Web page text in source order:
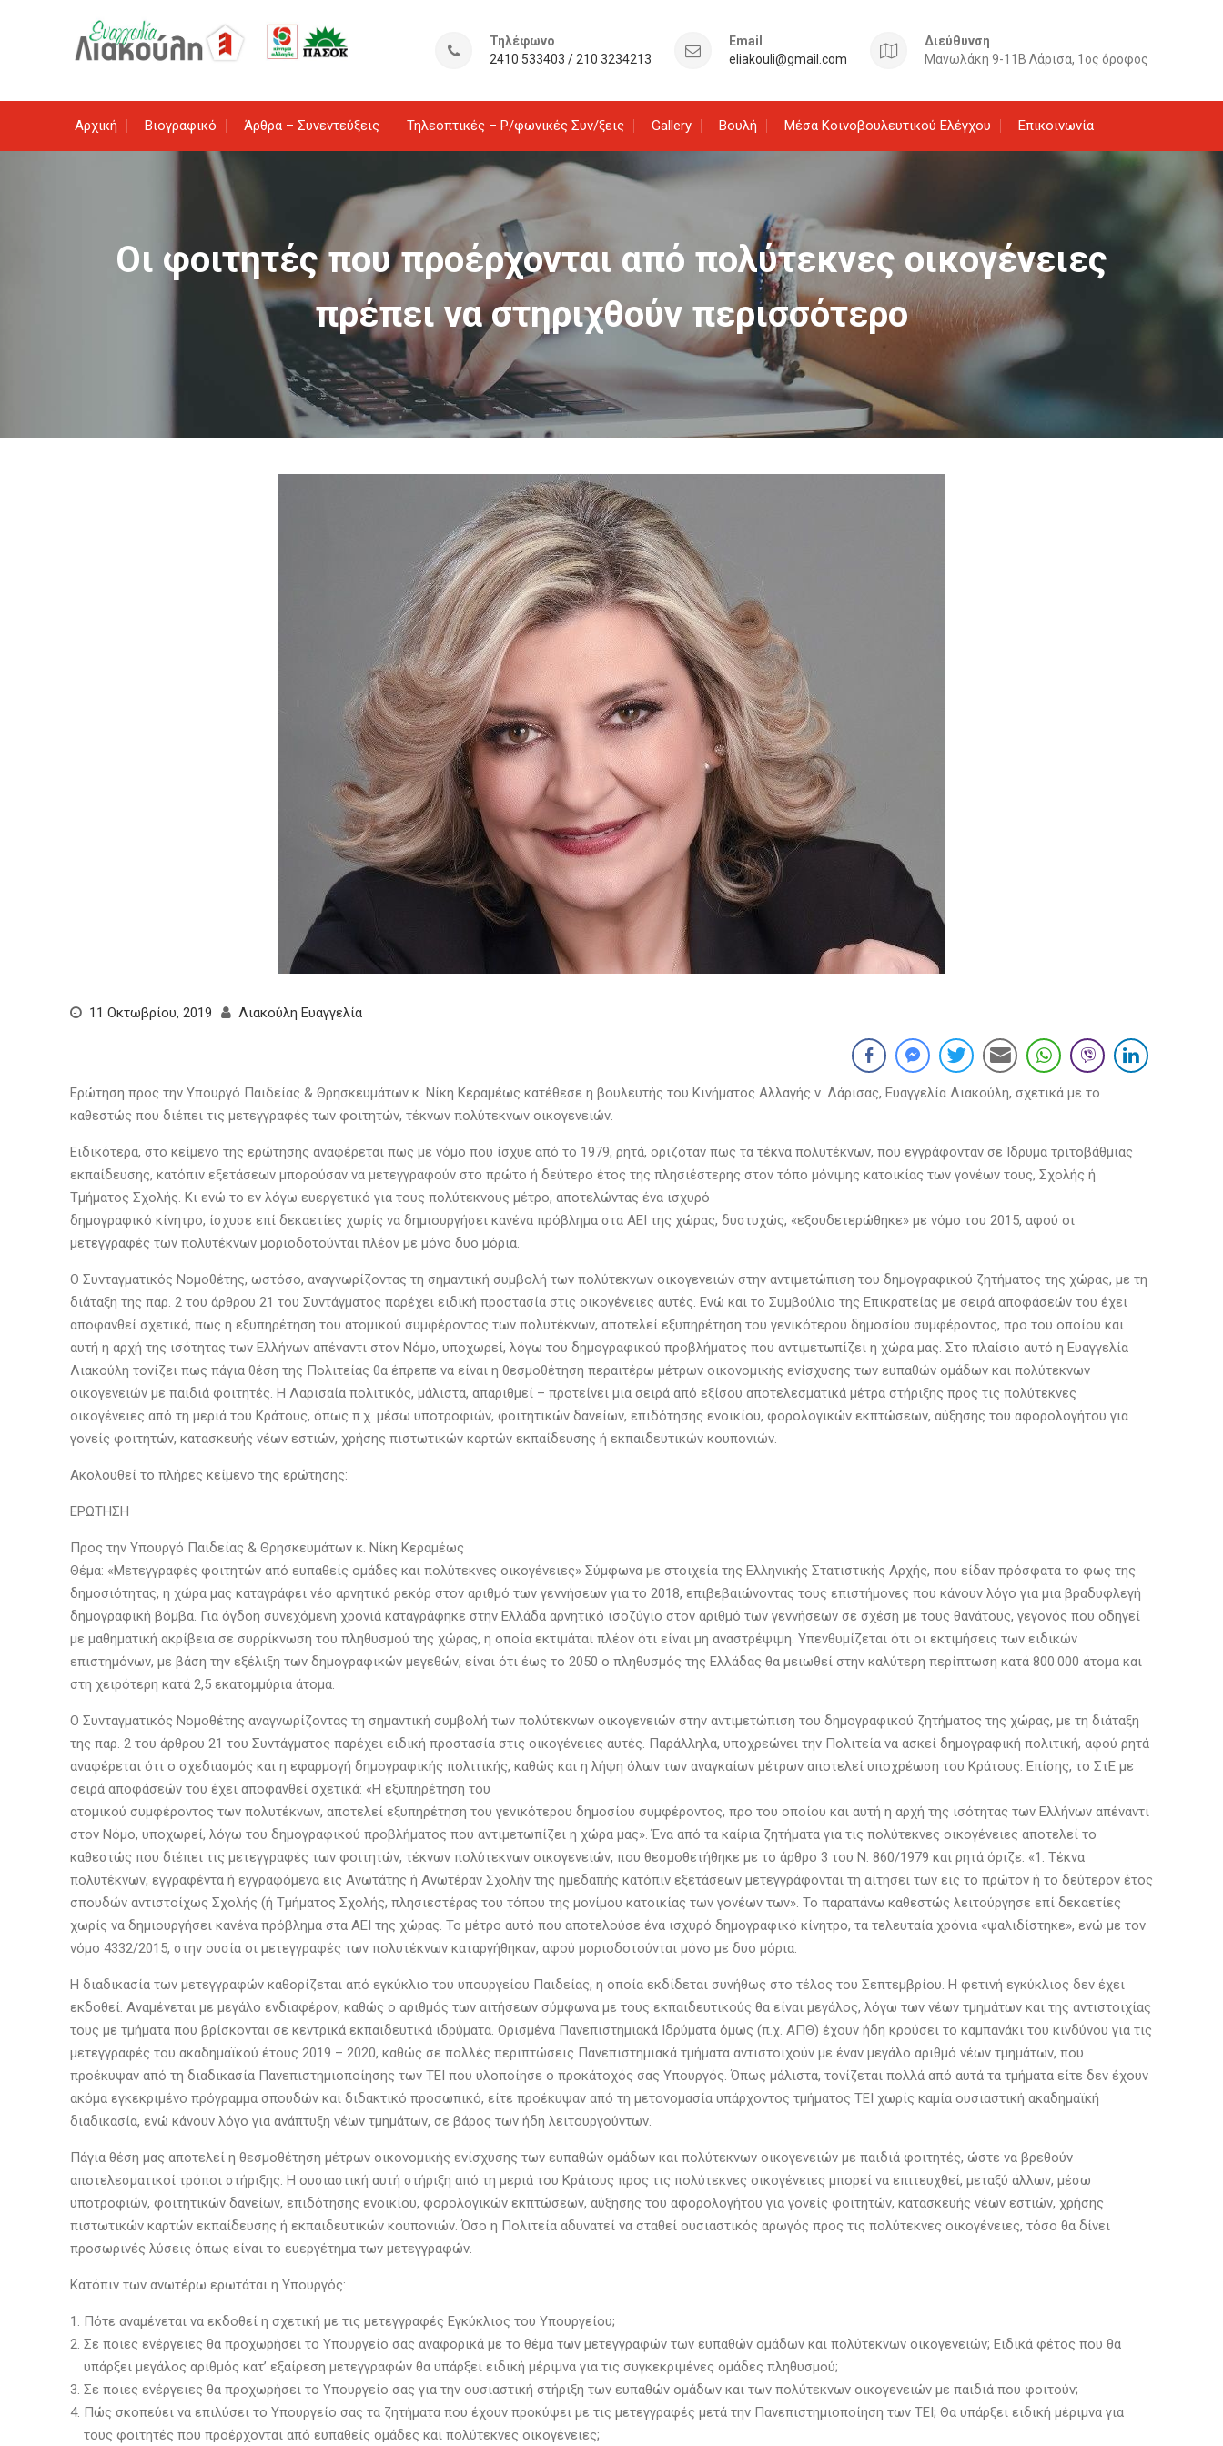
Τηλέφωνο
2410 533403 / 210 3234213
Email
eliakouli@gmail.com
Διεύθυνση
Μανωλάκη 9-11Β Λάρισα, 1ος όροφος
Αρχική Βιογραφικό Άρθρα – Συνεντεύξεις Τηλεοπτικές – Ρ/φωνικές Συν/ξεις Gallery Βουλή Μέσα Κοινοβουλευτικού Ελέγχου Επικοινωνία
Οι φοιτητές που προέρχονται από πολύτεκνες οικογένειες
πρέπει να στηριχθούν περισσότερο
11 Οκτωβρίου, 2019 Λιακούλη Ευαγγελία
Ερώτηση προς την Υπουργό Παιδείας & Θρησκευμάτων κ. Νίκη Κεραμέως κατέθεσε η βουλευτής του Κινήματος Αλλαγής ν. Λάρισας, Ευαγγελία Λιακούλη, σχετικά με το
καθεστώς που διέπει τις μετεγγραφές των φοιτητών, τέκνων πολύτεκνων οικογενειών.
Ειδικότερα, στο κείμενο της ερώτησης αναφέρεται πως με νόμο που ίσχυε από το 1979, ρητά, οριζόταν πως τα τέκνα πολυτέκνων, που εγγράφονταν σε Ίδρυμα τριτοβάθμιας
εκπαίδευσης, κατόπιν εξετάσεων μπορούσαν να μετεγγραφούν στο πρώτο ή δεύτερο έτος της πλησιέστερης στον τόπο μόνιμης κατοικίας των γονέων τους, Σχολής ή
Τμήματος Σχολής. Κι ενώ το εν λόγω ευεργετικό για τους πολύτεκνους μέτρο, αποτελώντας ένα ισχυρό
δημογραφικό κίνητρο, ίσχυσε επί δεκαετίες χωρίς να δημιουργήσει κανένα πρόβλημα στα ΑΕΙ της χώρας, δυστυχώς, «εξουδετερώθηκε» με νόμο του 2015, αφού οι
μετεγγραφές των πολυτέκνων μοριοδοτούνται πλέον με μόνο δυο μόρια.
Ο Συνταγματικός Νομοθέτης, ωστόσο, αναγνωρίζοντας τη σημαντική συμβολή των πολύτεκνων οικογενειών στην αντιμετώπιση του δημογραφικού ζητήματος της χώρας, με τη
διάταξη της παρ. 2 του άρθρου 21 του Συντάγματος παρέχει ειδική προστασία στις οικογένειες αυτές. Ενώ και το Συμβούλιο της Επικρατείας με σειρά αποφάσεών του έχει
αποφανθεί σχετικά, πως η εξυπηρέτηση του ατομικού συμφέροντος των πολυτέκνων, αποτελεί εξυπηρέτηση του γενικότερου δημοσίου συμφέροντος, προ του οποίου και
αυτή η αρχή της ισότητας των Ελλήνων απέναντι στον Νόμο, υποχωρεί, λόγω του δημογραφικού προβλήματος που αντιμετωπίζει η χώρα μας. Στο πλαίσιο αυτό η Ευαγγελία
Λιακούλη τονίζει πως πάγια θέση της Πολιτείας θα έπρεπε να είναι η θεσμοθέτηση περαιτέρω μέτρων οικονομικής ενίσχυσης των ευπαθών ομάδων και πολύτεκνων
οικογενειών με παιδιά φοιτητές. Η Λαρισαία πολιτικός, μάλιστα, απαριθμεί – προτείνει μια σειρά από εξίσου αποτελεσματικά μέτρα στήριξης προς τις πολύτεκνες
οικογένειες από τη μεριά του Κράτους, όπως π.χ. μέσω υποτροφιών, φοιτητικών δανείων, επιδότησης ενοικίου, φορολογικών εκπτώσεων, αύξησης του αφορολογήτου για
γονείς φοιτητών, κατασκευής νέων εστιών, χρήσης πιστωτικών καρτών εκπαίδευσης ή εκπαιδευτικών κουπονιών.
Ακολουθεί το πλήρες κείμενο της ερώτησης:
ΕΡΩΤΗΣΗ
Προς την Υπουργό Παιδείας & Θρησκευμάτων κ. Νίκη Κεραμέως
Θέμα: «Μετεγγραφές φοιτητών από ευπαθείς ομάδες και πολύτεκνες οικογένειες» Σύμφωνα με στοιχεία της Ελληνικής Στατιστικής Αρχής, που είδαν πρόσφατα το φως της
δημοσιότητας, η χώρα μας καταγράφει νέο αρνητικό ρεκόρ στον αριθμό των γεννήσεων για το 2018, επιβεβαιώνοντας τους επιστήμονες που κάνουν λόγο για μια βραδυφλεγή
δημογραφική βόμβα. Για όγδοη συνεχόμενη χρονιά καταγράφηκε στην Ελλάδα αρνητικό ισοζύγιο στον αριθμό των γεννήσεων σε σχέση με τους θανάτους, γεγονός που οδηγεί
με μαθηματική ακρίβεια σε συρρίκνωση του πληθυσμού της χώρας, η οποία εκτιμάται πλέον ότι είναι μη αναστρέψιμη. Υπενθυμίζεται ότι οι εκτιμήσεις των ειδικών
επιστημόνων, με βάση την εξέλιξη των δημογραφικών μεγεθών, είναι ότι έως το 2050 ο πληθυσμός της Ελλάδας θα μειωθεί στην καλύτερη περίπτωση κατά 800.000 άτομα και
στη χειρότερη κατά 2,5 εκατομμύρια άτομα.
Ο Συνταγματικός Νομοθέτης αναγνωρίζοντας τη σημαντική συμβολή των πολύτεκνων οικογενειών στην αντιμετώπιση του δημογραφικού ζητήματος της χώρας, με τη διάταξη
της παρ. 2 του άρθρου 21 του Συντάγματος παρέχει ειδική προστασία στις οικογένειες αυτές. Παράλληλα, υποχρεώνει την Πολιτεία να ασκεί δημογραφική πολιτική, αφού ρητά
αναφέρεται ότι ο σχεδιασμός και η εφαρμογή δημογραφικής πολιτικής, καθώς και η λήψη όλων των αναγκαίων μέτρων αποτελεί υποχρέωση του Κράτους. Επίσης, το ΣτΕ με
σειρά αποφάσεών του έχει αποφανθεί σχετικά: «Η εξυπηρέτηση του
ατομικού συμφέροντος των πολυτέκνων, αποτελεί εξυπηρέτηση του γενικότερου δημοσίου συμφέροντος, προ του οποίου και αυτή η αρχή της ισότητας των Ελλήνων απέναντι
στον Νόμο, υποχωρεί, λόγω του δημογραφικού προβλήματος που αντιμετωπίζει η χώρα μας». Ένα από τα καίρια ζητήματα για τις πολύτεκνες οικογένειες αποτελεί το
καθεστώς που διέπει τις μετεγγραφές των φοιτητών, τέκνων πολύτεκνων οικογενειών, που θεσμοθετήθηκε με το άρθρο 3 του Ν. 860/1979 και ρητά όριζε: «1. Τέκνα
πολυτέκνων, εγγραφέντα ή εγγραφόμενα εις Ανωτάτης ή Ανωτέραν Σχολήν της ημεδαπής κατόπιν εξετάσεων μετεγγράφονται τη αίτησει των εις το πρώτον ή το δεύτερον έτος
σπουδών αντιστοίχως Σχολής (ή Τμήματος Σχολής, πλησιεστέρας του τόπου της μονίμου κατοικίας των γονέων των». Το παραπάνω καθεστώς λειτούργησε επί δεκαετίες
χωρίς να δημιουργήσει κανένα πρόβλημα στα ΑΕΙ της χώρας. Το μέτρο αυτό που αποτελούσε ένα ισχυρό δημογραφικό κίνητρο, τα τελευταία χρόνια «ψαλιδίστηκε», ενώ με τον
νόμο 4332/2015, στην ουσία οι μετεγγραφές των πολυτέκνων καταργήθηκαν, αφού μοριοδοτούνται μόνο με δυο μόρια.
Η διαδικασία των μετεγγραφών καθορίζεται από εγκύκλιο του υπουργείου Παιδείας, η οποία εκδίδεται συνήθως στο τέλος του Σεπτεμβρίου. Η φετινή εγκύκλιος δεν έχει
εκδοθεί. Αναμένεται με μεγάλο ενδιαφέρον, καθώς ο αριθμός των αιτήσεων σύμφωνα με τους εκπαιδευτικούς θα είναι μεγάλος, λόγω των νέων τμημάτων και της αντιστοιχίας
τους με τμήματα που βρίσκονται σε κεντρικά εκπαιδευτικά ιδρύματα. Ορισμένα Πανεπιστημιακά Ιδρύματα όμως (π.χ. ΑΠΘ) έχουν ήδη κρούσει το καμπανάκι του κινδύνου για τις
μετεγγραφές του ακαδημαϊκού έτους 2019 – 2020, καθώς σε πολλές περιπτώσεις Πανεπιστημιακά τμήματα αντιστοιχούν με έναν μεγάλο αριθμό νέων τμημάτων, που
προέκυψαν από τη διαδικασία Πανεπιστημιοποίησης των ΤΕΙ που υλοποίησε ο προκάτοχός σας Υπουργός. Όπως μάλιστα, τονίζεται πολλά από αυτά τα τμήματα είτε δεν έχουν
ακόμα εγκεκριμένο πρόγραμμα σπουδών και διδακτικό προσωπικό, είτε προέκυψαν από τη μετονομασία υπάρχοντος τμήματος ΤΕΙ χωρίς καμία ουσιαστική ακαδημαϊκή
διαδικασία, ενώ κάνουν λόγο για ανάπτυξη νέων τμημάτων, σε βάρος των ήδη λειτουργούντων.
Πάγια θέση μας αποτελεί η θεσμοθέτηση μέτρων οικονομικής ενίσχυσης των ευπαθών ομάδων και πολύτεκνων οικογενειών με παιδιά φοιτητές, ώστε να βρεθούν
αποτελεσματικοί τρόποι στήριξης. Η ουσιαστική αυτή στήριξη από τη μεριά του Κράτους προς τις πολύτεκνες οικογένειες μπορεί να επιτευχθεί, μεταξύ άλλων, μέσω
υποτροφιών, φοιτητικών δανείων, επιδότησης ενοικίου, φορολογικών εκπτώσεων, αύξησης του αφορολογήτου για γονείς φοιτητών, κατασκευής νέων εστιών, χρήσης
πιστωτικών καρτών εκπαίδευσης ή εκπαιδευτικών κουπονιών. Όσο η Πολιτεία αδυνατεί να σταθεί ουσιαστικός αρωγός προς τις πολύτεκνες οικογένειες, τόσο θα δίνει
προσωρινές λύσεις όπως είναι το ευεργέτημα των μετεγγραφών.
Κατόπιν των ανωτέρω ερωτάται η Υπουργός:
Πότε αναμένεται να εκδοθεί η σχετική με τις μετεγγραφές Εγκύκλιος του Υπουργείου;
Σε ποιες ενέργειες θα προχωρήσει το Υπουργείο σας αναφορικά με το θέμα των μετεγγραφών των ευπαθών ομάδων και πολύτεκνων οικογενειών; Ειδικά φέτος που θα
υπάρξει μεγάλος αριθμός κατ’ εξαίρεση μετεγγραφών θα υπάρξει ειδική μέριμνα για τις συγκεκριμένες ομάδες πληθυσμού;
Σε ποιες ενέργειες θα προχωρήσει το Υπουργείο σας για την ουσιαστική στήριξη των ευπαθών ομάδων και των πολύτεκνων οικογενειών με παιδιά που φοιτούν;
Πώς σκοπεύει να επιλύσει το Υπουργείο σας τα ζητήματα που έχουν προκύψει με τις μετεγγραφές μετά την Πανεπιστημιοποίηση των ΤΕΙ; Θα υπάρξει ειδική μέριμνα για
τους φοιτητές που προέρχονται από ευπαθείς ομάδες και πολύτεκνες οικογένειες;